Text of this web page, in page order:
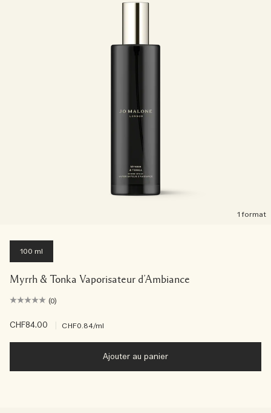
1 format
100 ml
Myrrh & Tonka Vaporisateur d’Ambiance
(0)
CHF84.00 CHF0.84/ml
Ajouter au panier